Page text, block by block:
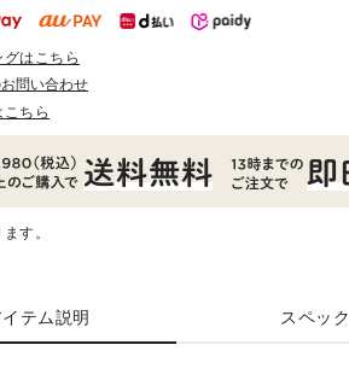
はこちら
問い合わせ
ちら
す。
イテム説明 スペック